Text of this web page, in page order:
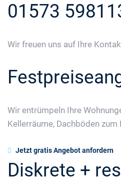
01573
Wir freuen uns auf Ihre
Wir entrümpeln Ihre
Kellerräume, Dachböden zum
Jetzt gratis Angebot anfordern
Diskrete +